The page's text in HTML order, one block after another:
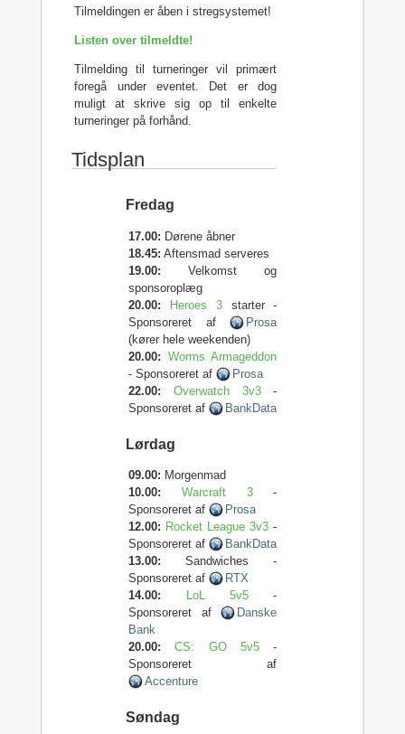
Tilmeldingen er åben i stregsystemet!
Listen over tilmeldte!
Tilmelding til turneringer vil primært
foregå under eventet. Det er dog
muligt at skrive sig op til enkelte
turneringer på forhånd.
Tidsplan
Fredag
17.00: Dørene åbner
18.45: Aftensmad serveres
19.00: Velkomst og
sponsoroplæg
20.00:
Heroes 3starter -
Sponsoreret af
Prosa
(kører hele weekenden)
20.00: Worms Armageddon
- Sponsoreret af
Prosa
22.00:
Overwatch 3v3-
Sponsoreret af
BankData
Lørdag
09.00: Morgenmad
10.00:
Warcraft 3-
Sponsoreret af
Prosa
12.00: Rocket League 3v3 -
Sponsoreret af
BankData
13.00: Sandwiches -
Sponsoreret af
RTX
14.00:
LoL 5v5-
Sponsoreret af
Danske
Bank
20.00:
CS: GO 5v5 -
Sponsoreret af
Accenture
Søndag